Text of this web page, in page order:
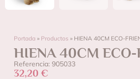
Portada » Productos » HIENA 40CM ECO-
HIENA 40CM ECO-
Referencia: 905033
32,20 €